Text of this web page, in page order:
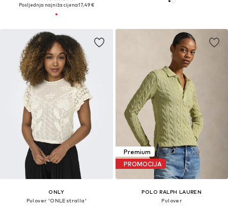
Posljednja najniža cijena:17,49 €
ONLY
Pulover 'ONLEstralla'
Premium
PROMOCIJA
POLO RALPH LAUREN
Pulover